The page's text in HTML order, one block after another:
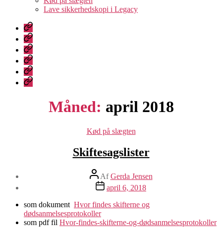
Lave sikkerhedskopi i Legacy
Velkommen
til
Slægtsforskning
Lægdsruller
Programmer
til
slægtsforskning
Login
Kontakt
mig
Legacy
Måned: april 2018
Kategorier
Kød på slægten
Skiftesagslister
Indlægsforfatter
AfGerda Jensen
Indlægsdato
april 6, 2018
som dokument Hvor findes skifterne og
dødsanmelsesprotokoller
som pdf fil Hvor-findes-skifterne-og-dødsanmelsesprotokoller